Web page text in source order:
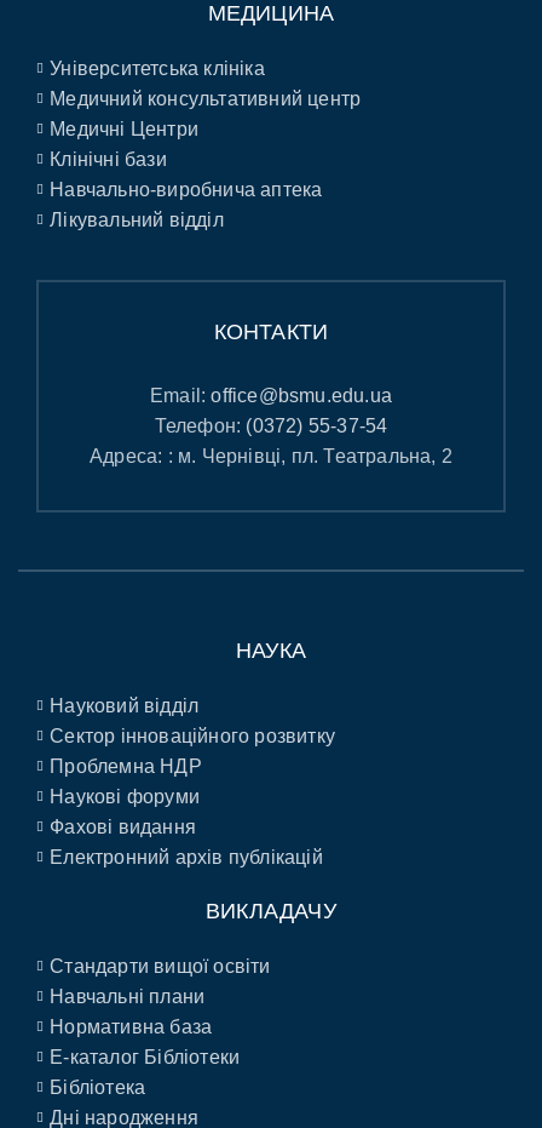
МЕДИЦИНА
Університетська клініка
Медичний консультативний центр
Медичні Центри
Клінічні бази
Навчально-виробнича аптека
Лікувальний відділ
КОНТАКТИ
Email:office@bsmu.edu.ua
Телефон: (0372) 55-37-54
Адреса: : м. Чернівці, пл. Театральна, 2
НАУКА
Науковий відділ
Сектор інноваційного розвитку
Проблемна НДР
Наукові форуми
Фахові видання
Електронний архів публікацій
ВИКЛАДАЧУ
Стандарти вищої освіти
Навчальні плани
Нормативна база
E-каталог Бібліотеки
Бібліотека
Дні народження